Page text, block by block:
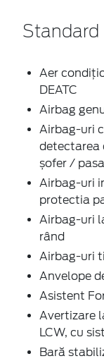
Standard
Aer
DEATC
Airbag
Airbag-uri
detectarea
șofer /
Airbag-uri
protectia
Airbag-uri
rând
Airbag-uri
Anvelope
Asistent
Avertizare
LCW, cu
Bară